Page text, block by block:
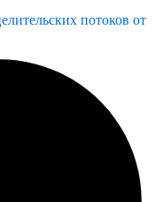
потоков от